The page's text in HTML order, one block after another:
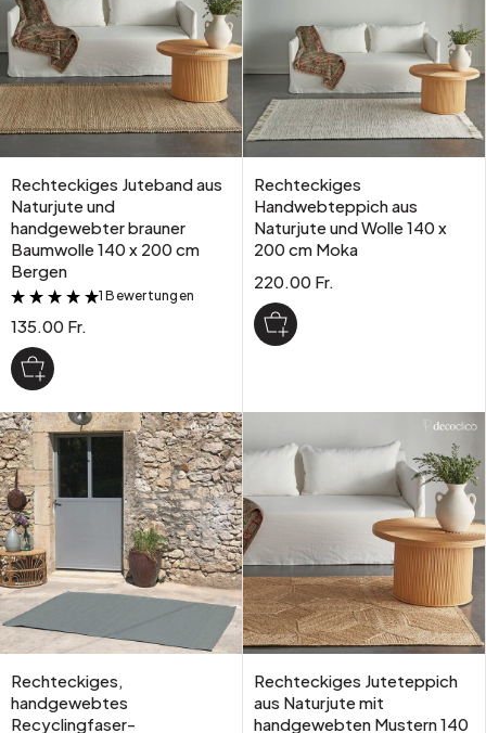
Rechteckiges Juteband aus
Naturjute und
handgewebter brauner
Baumwolle 140 x 200 cm
Bergen
&
1 Bewertungen
135.00 Fr.
Rechteckiges
Handwebteppich aus
Naturjute und Wolle 140 x
200 cm Moka
220.00 Fr.
Rechteckiges,
handgewebtes
Recyclingfaser-
Rechteckiges Juteteppich
aus Naturjute mit
handgewebten Mustern 140